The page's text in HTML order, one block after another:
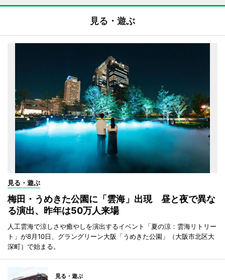
見る・遊ぶ
見る・遊ぶ
梅田・うめきた公園に「雲海」出現 昼と夜で異な
る演出、昨年は50万人来場
人工雲海で涼しさや癒やしを演出するイベント「夏の涼：雲海リトリー
ト」が8月10日、グラングリーン大阪「うめきた公園」（大阪市北区大
深町）で始まる。
見る・遊ぶ